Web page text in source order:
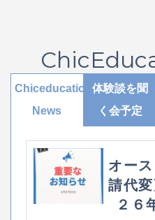
Chiceducation
News
体験談を聞
く会予定
オー
請代
２６